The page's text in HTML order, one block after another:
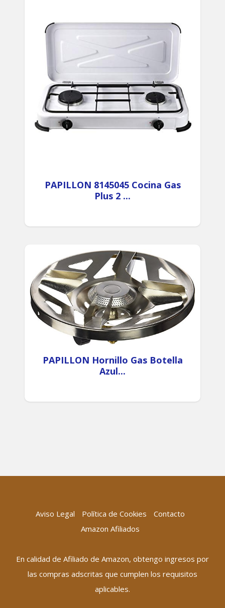
PAPILLON 8145045 Cocina Gas
Plus 2 ...
PAPILLON Hornillo Gas Botella
Azul...
Aviso Legal Política de Cookies
Contacto
Amazon Afiliados
En calidad de Afiliado de Amazon, obtengo ingresos por
las compras adscritas que cumplen los requisitos
aplicables.